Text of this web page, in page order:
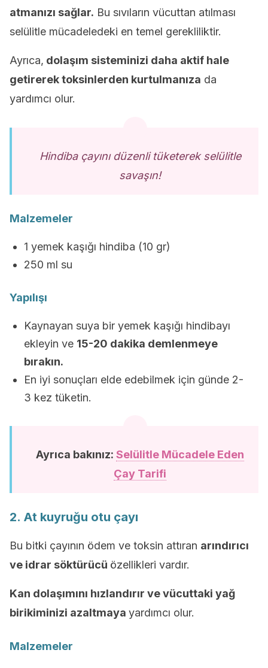
atmanızı sağlar. Bu sıvıların vücuttan atılması
selülitle mücadeledeki en temel gerekliliktir.
Ayrıca, dolaşım sisteminizi daha aktif hale
getirerek toksinlerden kurtulmanıza da
yardımcı olur.
Hindiba çayını düzenli tüketerek selülitle
savaşın!
Malzemeler
1 yemek kaşığı hindiba (10 gr)
250 ml su
Yapılışı
Kaynayan suya bir yemek kaşığı hindibayı
ekleyin ve 15-20 dakika demlenmeye
bırakın.
En iyi sonuçları elde edebilmek için günde 2-
3 kez tüketin.
Ayrıca bakınız: Selülitle Mücadele Eden
Çay Tarifi
2. At kuyruğu otu çayı
Bu bitki çayının ödem ve toksin attıran arındırıcı
ve idrar söktürücü özellikleri vardır.
Kan dolaşımını hızlandırır ve vücuttaki yağ
birikiminizi azaltmaya yardımcı olur.
Malzemeler